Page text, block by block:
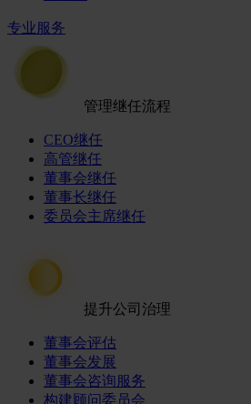
专业服务
管理继任流程
CEO继任
高管继任
董事会继任
董事长继任
委员会主席继任
提升公司治理
董事会评估
董事会发展
董事会咨询服务
构建顾问委员会